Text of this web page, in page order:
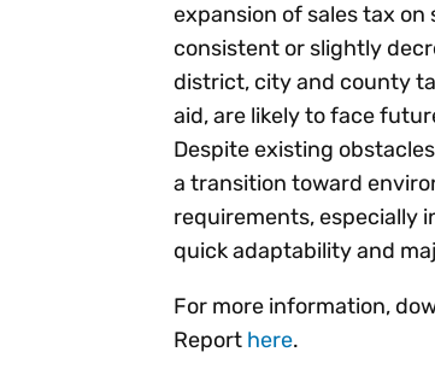
expansion of sales tax
consistent or slightly
district, city and county
aid, are likely to face
Despite existing
a transition toward
requirements, especially
quick adaptability and
For more information,
Report here.